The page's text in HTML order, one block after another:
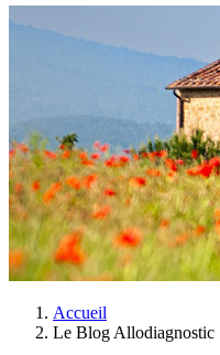
Accueil
Le Blog Allodiagnostic